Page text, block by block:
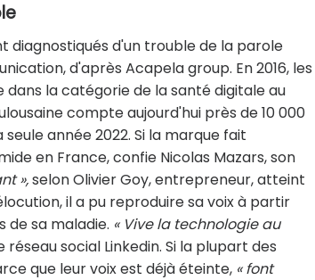
diagnostiqués d'un trouble de la parole
d'après Acapela group. En 2016, les
la catégorie de la santé digitale au
compte aujourd'hui près de 10 000
année 2022. Si la marque fait
en France, confie Nicolas Mazars, son
»,selon Olivier Goy, entrepreneur, atteint
il a pu reproduire sa voix à partir
sa maladie. « Vive la technologie au
social Linkedin. Si la plupart des
que leur voix est déjà éteinte, « font